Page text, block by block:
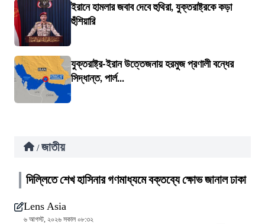
ইরানে হামলার জবাব দেবে হুথিরা, যুক্তরাষ্ট্রকে কড়া
হুঁশিয়ারি
যুক্তরাষ্ট্র-ইরান উত্তেজনায় হরমুজ প্রণালী বন্ধের
সিদ্ধান্ত, পার্ল...
/ জাতীয়
দিল্লিতে শেখ হাসিনার গণমাধ্যমে বক্তব্যে ক্ষোভ জানাল ঢাকা
Lens Asia
৬ আগস্ট, ২০২৬ সকাল ০৮:৩২